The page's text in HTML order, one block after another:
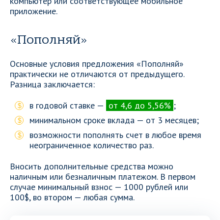
приложение.
«Пополняй»
Основные условия предложения «Пополняй»
практически не отличаются от предыдущего.
Разница заключается:
в годовой ставке — от 4,6 до 5,56% ;
минимальном сроке вклада — от 3 месяцев;
возможности пополнять счет в любое время
неограниченное количество раз.
Вносить дополнительные средства можно
наличным или безналичным платежом. В первом
случае минимальный взнос — 1000 рублей или
100$, во втором — любая сумма.